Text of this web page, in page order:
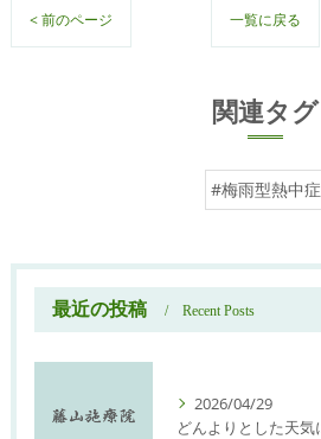
< 前のページ 一覧に戻る
関連タグ
#梅雨型熱中症
最近の投稿 Recent Posts
2026/04/29